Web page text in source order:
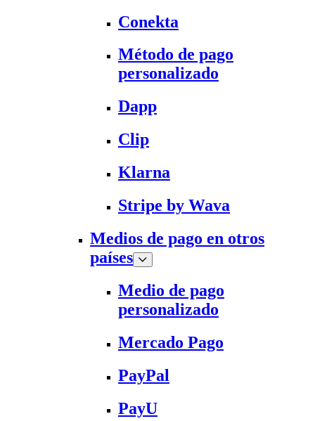
Conekta
Método de pago
personalizado
Dapp
Clip
Klarna
Stripe by Wava
Medios de pago en otros
países
Medio de pago
personalizado
Mercado Pago
PayPal
PayU